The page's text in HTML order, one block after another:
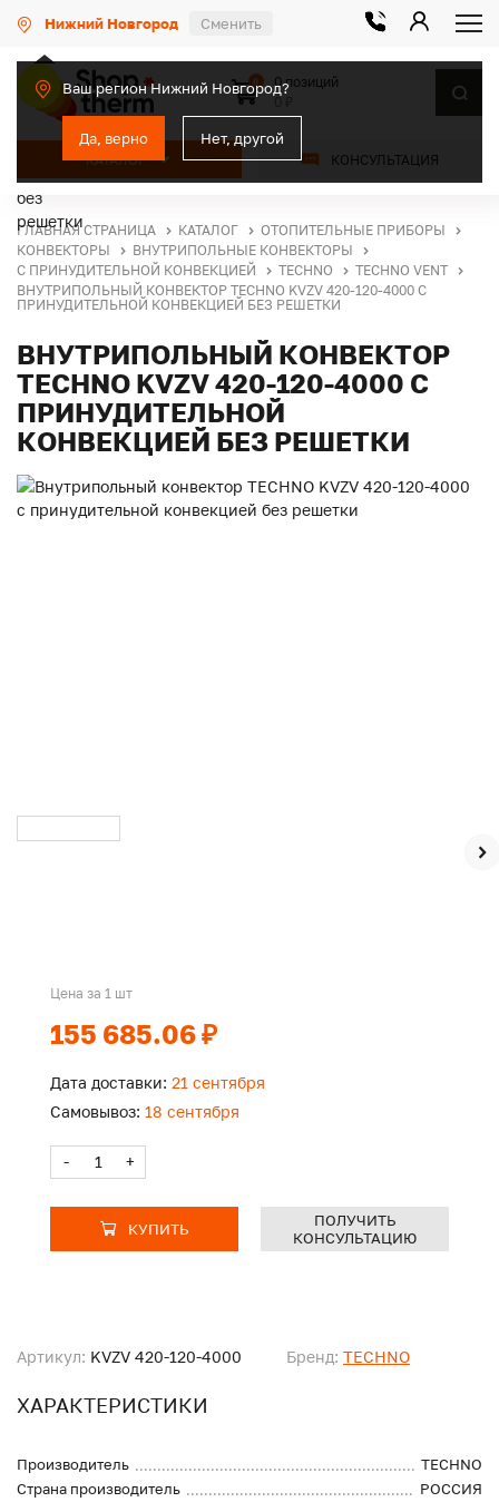
Нижний Новгород Сменить
Ваш регион Нижний Новгород?
Да, верно Нет, другой
КАТАЛОГ КОНСУЛЬТАЦИЯ
0
0 позиций
ГЛАВНАЯ СТРАНИЦА КАТАЛОГ
ОТОПИТЕЛЬНЫЕ ПРИБОРЫ
КОНВЕКТОРЫ
ВНУТРИПОЛЬНЫЕ КОНВЕКТОРЫ
С ПРИНУДИТЕЛЬНОЙ КОНВЕКЦИЕЙ
TECHNO
TECHNO VENT
ВНУТРИПОЛЬНЫЙ КОНВЕКТОР TECHNO KVZV 420-120-4000 С
ПРИНУДИТЕЛЬНОЙ КОНВЕКЦИЕЙ БЕЗ РЕШЕТКИ
ВНУТРИПОЛЬНЫЙ КОНВЕКТОР
TECHNO KVZV 420-120-4000 С
ПРИНУДИТЕЛЬНОЙ
КОНВЕКЦИЕЙ БЕЗ РЕШЕТКИ
Артикул: KVZV 420-120-4000 Бренд: TECHNO
ХАРАКТЕРИСТИКИ
Производитель
TECHNO
Страна производитель
РОССИЯ
Цена за 1 шт
155 685.06 ₽
Дата доставки: 21 сентября
Самовывоз: 18 сентября
- +
КУПИТЬ
ПОЛУЧИТЬ
КОНСУЛЬТАЦИЮ